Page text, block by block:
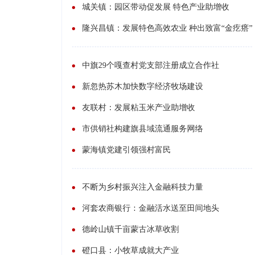
城关镇：园区带动促发展 特色产业助增收
隆兴昌镇：发展特色高效农业 种出致富“金疙瘩”
中旗29个嘎查村党支部注册成立合作社
新忽热苏木加快数字经济牧场建设
友联村：发展粘玉米产业助增收
市供销社构建旗县域流通服务网络
蒙海镇党建引领强村富民
不断为乡村振兴注入金融科技力量
河套农商银行：金融活水送至田间地头
德岭山镇千亩蒙古冰草收割
磴口县：小牧草成就大产业